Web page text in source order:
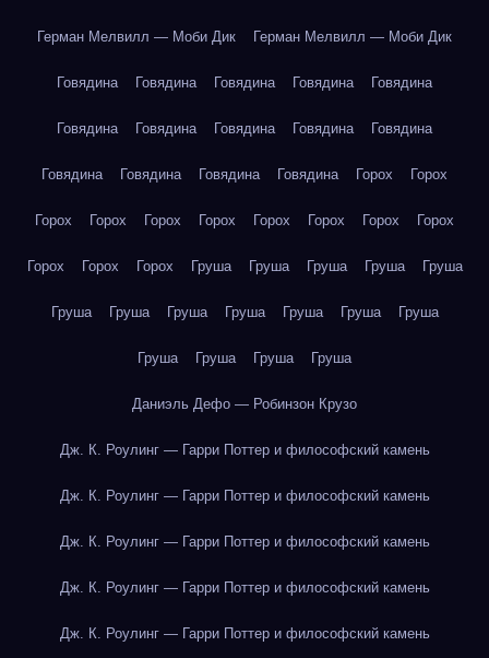
Герман Мелвилл — Моби Дик Герман Мелвилл — Моби Дик
Говядина Говядина Говядина Говядина Говядина
Говядина Говядина Говядина Говядина Говядина
Говядина Говядина Говядина Говядина Горох Горох
Горох Горох Горох Горох Горох Горох Горох Горох
Горох Горох Горох Груша Груша Груша Груша Груша
Груша Груша Груша Груша Груша Груша Груша
Груша Груша Груша Груша
Даниэль Дефо — Робинзон Крузо
Дж. К. Роулинг — Гарри Поттер и философский камень
Дж. К. Роулинг — Гарри Поттер и философский камень
Дж. К. Роулинг — Гарри Поттер и философский камень
Дж. К. Роулинг — Гарри Поттер и философский камень
Дж. К. Роулинг — Гарри Поттер и философский камень